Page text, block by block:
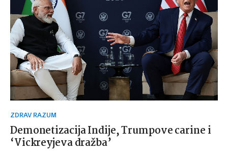
ZDRAV RAZUM
Demonetizacija Indije, Trumpove carine i
‘Vickreyjeva dražba’